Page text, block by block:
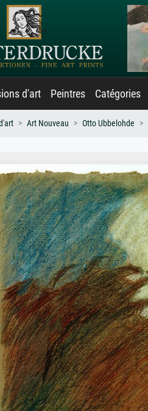
d'art Peintres Catégories
Art Nouveau Otto Ubbelohde